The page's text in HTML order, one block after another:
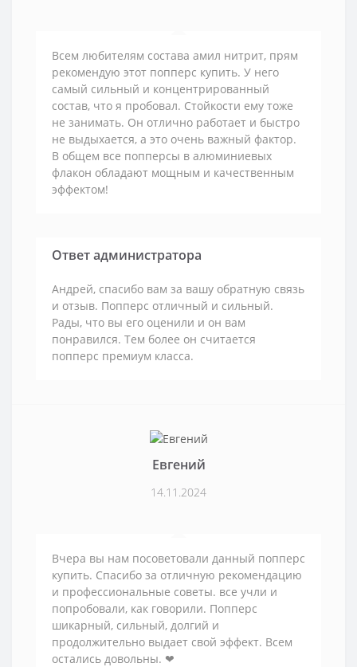
Всем любителям состава амил нитрит, прям
рекомендую этот попперс купить. У него
самый сильный и концентрированный
состав, что я пробовал. Стойкости ему тоже
не занимать. Он отлично работает и быстро
не выдыхается, а это очень важный фактор.
В общем все попперсы в алюминиевых
флакон обладают мощным и качественным
эффектом!
Ответ администратора
Андрей, спасибо вам за вашу обратную связь
и отзыв. Попперс отличный и сильный.
Рады, что вы его оценили и он вам
понравился. Тем более он считается
попперс премиум класса.
Евгений
14.11.2024
Вчера вы нам посоветовали данный попперс
купить. Спасибо за отличную рекомендацию
и профессиональные советы. все учли и
попробовали, как говорили. Попперс
шикарный, сильный, долгий и
продолжительно выдает свой эффект. Всем
остались довольны. ❤